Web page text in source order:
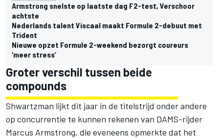
Armstrong snelste op laatste dag F2-test, Verschoor
achtste
Nederlands talent Viscaal maakt Formule 2-debuut met
Trident
Nieuwe opzet Formule 2-weekend bezorgt coureurs
‘meer stress’
Groter verschil tussen beide
compounds
Shwartzman lijkt dit jaar in de titelstrijd onder andere
op concurrentie te kunnen rekenen van DAMS-rijder
Marcus Armstrong, die eveneens opmerkte dat het